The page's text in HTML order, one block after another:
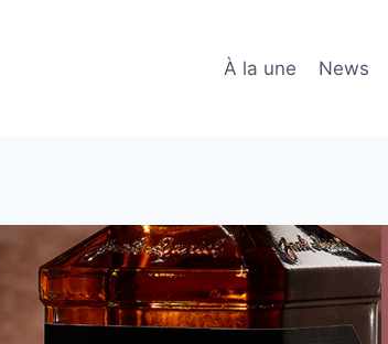
À la une News